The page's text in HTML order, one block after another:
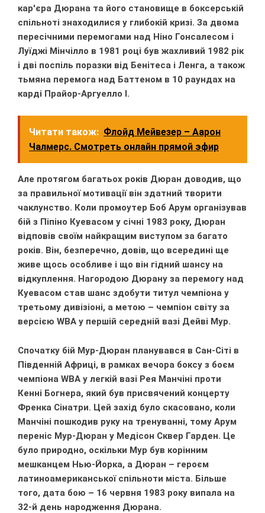
кар'єра Дюрана та його становище в боксерській
спільноті знаходилися у глибокій кризі. За двома
пересічними перемогами над Ніно Гонсалесом і
Луїджі Мінчілло в 1981 році був жахливий 1982 рік
і дві поспіль поразки від Бенітеса і Ленга, а також
тьмяна перемога над Баттеном в 10 раундах на
карді Прайор-Аргуелло I.
Читати також: Флойд Мейвезер – Аарон
Чалмерс. Смотреть онлайн прямой эфир
Але протягом багатьох років Дюран доводив, що
за правильної мотивації він здатний творити
чаклунство. Коли промоутер Боб Арум організував
бій з Піпіно Куевасом у січні 1983 року, Дюран
відповів своїм найкращим виступом за багато
років. Він, безперечно, довів, що всередині ще
живе щось особливе і що він гідний шансу на
відкуплення. Нагородою Дюрану за перемогу над
Куевасом став шанс здобути титул чемпіона у
третьому дивізіоні, а метою – чемпіон світу за
версією WBA у першій середній вазі Дейві Мур.
Спочатку бій Мур-Дюран планувався в Сан-Сіті в
Південній Африці, в рамках вечора боксу з боєм
чемпіона WBA у легкій вазі Рея Манчіні проти
Кенні Богнера, який був присвячений концерту
Френка Сінатри. Цей захід було скасовано, коли
Манчіні пошкодив руку на тренуванні, тому Арум
переніс Мур-Дюран у Медісон Сквер Гарден. Це
було природно, оскільки Мур був корінним
мешканцем Нью-Йорка, а Дюран – героєм
латиноамериканської спільноти міста. Більше
того, дата бою – 16 червня 1983 року випала на
32-й день народження Дюрана.